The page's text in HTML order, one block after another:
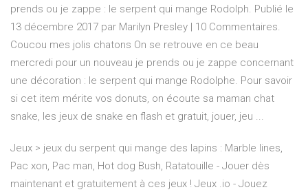
prends ou je zappe : le serpent qui mange Rodolph. Publié le
13 décembre 2017 par Marilyn Presley | 10 Commentaires.
Coucou mes jolis chatons On se retrouve en ce beau
mercredi pour un nouveau je prends ou je zappe concernant
une décoration : le serpent qui mange Rodolphe. Pour savoir
si cet item mérite vos donuts, on écoute sa maman chat
snake, les jeux de snake en flash et gratuit, jouer, jeu ...
Jeux > jeux du serpent qui mange des lapins : Marble lines,
Pac xon, Pac man, Hot dog Bush, Ratatouille - Jouer dès
maintenant et gratuitement à ces jeux ! Jeux .io - Jouez